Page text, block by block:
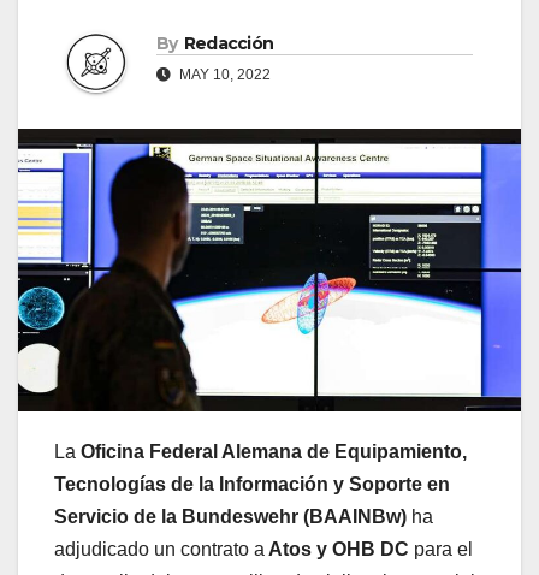
By Redacción
MAY 10, 2022
La Oficina Federal Alemana de Equipamiento,
Tecnologías de la Información y Soporte en
Servicio de la Bundeswehr (BAAINBw) ha
adjudicado un contrato a Atos y OHB DC para el